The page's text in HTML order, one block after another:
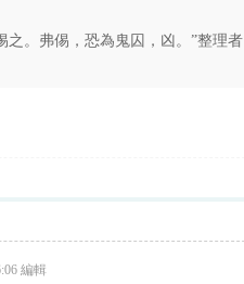
之。弗㑥，恐為鬼囚，凶。”整理者
編輯